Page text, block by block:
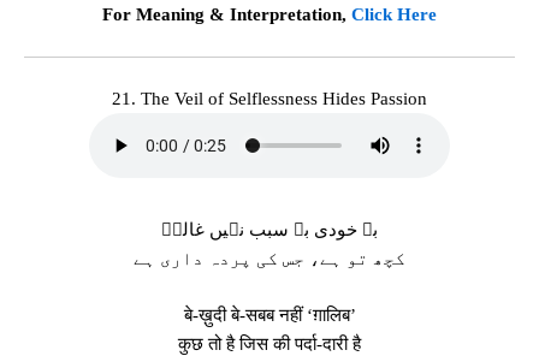
For Meaning & Interpretation, Click Here
21. The Veil of Selflessness Hides Passion
بے خودی بے سبب نہیں غالبؔ
کچھ تو ہے، جس کی پردہ داری ہے
बे-ख़ुदी बे-सबब नहीं ‘ग़ालिब’
कुछ तो है जिस की पर्दा-दारी है